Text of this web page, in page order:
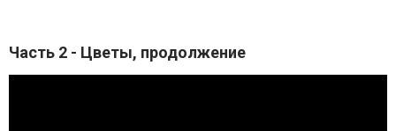
Часть 2 - Цветы, продолжение